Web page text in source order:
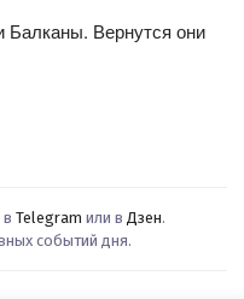
Балканы. Вернутся они
Telegram или в Дзен.
событий дня.